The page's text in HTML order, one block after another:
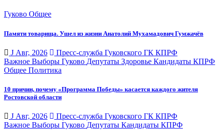
Гуково Общее
Памяти товарища. Ушел из жизни Анатолий Мухамадович Гумжачёв
J Авг, 2026
Пресс-служба Гуковского ГК КПРФ
Важное Выборы Гуково Депутаты Здоровье Кандидаты КПРФ
Общее Политика
10 причин, почему «Программа Победы» касается каждого жителя
Ростовской области
J Авг, 2026
Пресс-служба Гуковского ГК КПРФ
Важное Выборы Гуково Депутаты Кандидаты КПРФ